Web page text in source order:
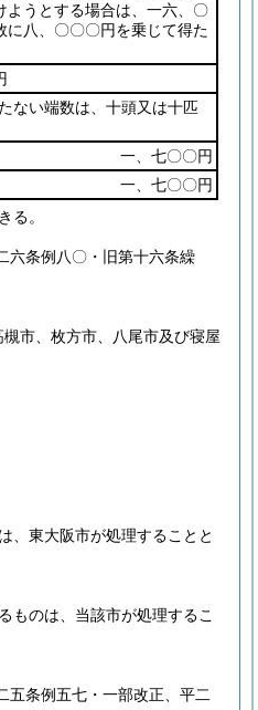
ようとする場合は、一六、〇
に八、〇〇〇円を乗じて得た
ない端数は、十頭又は十匹
一、七〇〇円
一、七〇〇円
る。
六条例八〇・旧第十六条繰
市、枚方市、八尾市及び寝屋
、東大阪市が処理することと
ものは、当該市が処理するこ
五条例五七・一部改正、平二